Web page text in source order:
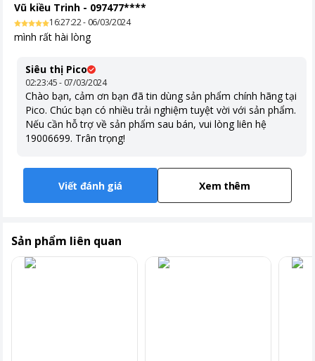
Vũ kiều Trinh - 097477****
16:27:22 - 06/03/2024
mình rất hài lòng
Siêu thị Pico
02:23:45 - 07/03/2024
Chào bạn, cảm ơn bạn đã tin dùng sản phẩm chính hãng tại
Pico. Chúc bạn có nhiều trải nghiệm tuyệt vời với sản phẩm.
Nếu cần hỗ trợ về sản phẩm sau bán, vui lòng liên hệ
19006699. Trân trọng!
Viết đánh giá Xem thêm
Sản phẩm liên quan